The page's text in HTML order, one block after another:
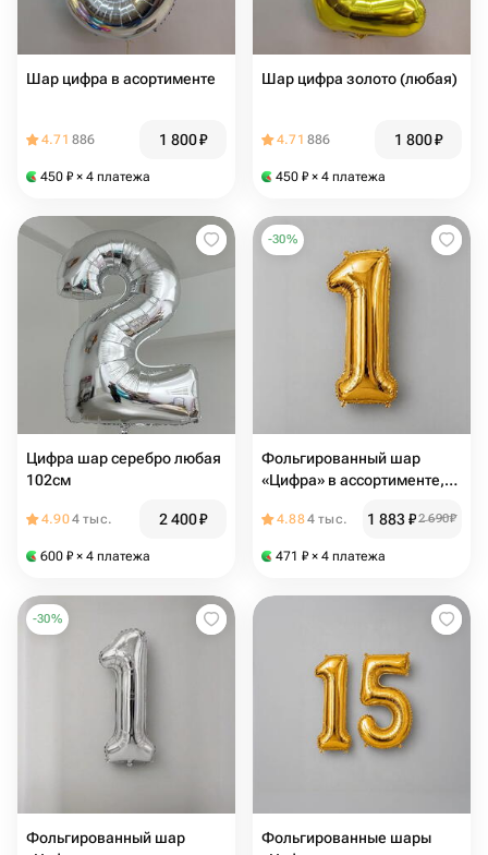
Шар цифра в асортименте
4.71 886 1 800₽
450 ₽ × 4 платежа
Шар цифра золото (любая)
4.71 886 1 800₽
450 ₽ × 4 платежа
Цифра шар серебро любая
102см
4.904 тыс. 2 400₽
600 ₽ × 4 платежа
-30%
Фольгированный шар
«Цифра» в ассортименте,
4.884 тыс. 1 883₽2 690₽
471 ₽ × 4 платежа
-30%
Фольгированный шар
Фольгированные шары